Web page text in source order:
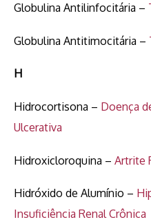
Globulina Antilinfocitária –
Globulina Antitimocitária –
H
Hidrocortisona – Doença
Ulcerativa
Hidroxicloroquina – Artrite
Hidróxido de Alumínio –
Insuficiência Renal Crônica